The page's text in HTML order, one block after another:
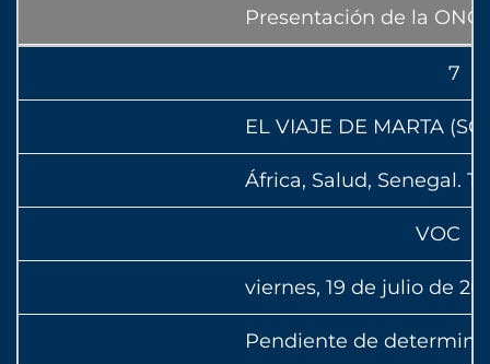
Presentación de la ONG
7
EL VIAJE DE MARTA
África, Salud, Senegal.
VOC
viernes, 19 de julio de
Pendiente de